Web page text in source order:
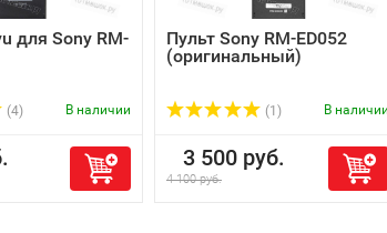
для Sony RM-
(4) В наличии
Пульт Sony RM-ED052
(оригинальный)
(1) В наличии
3 500 руб.
4 100 руб.